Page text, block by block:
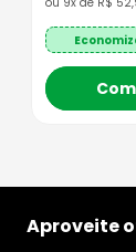
Aproveite